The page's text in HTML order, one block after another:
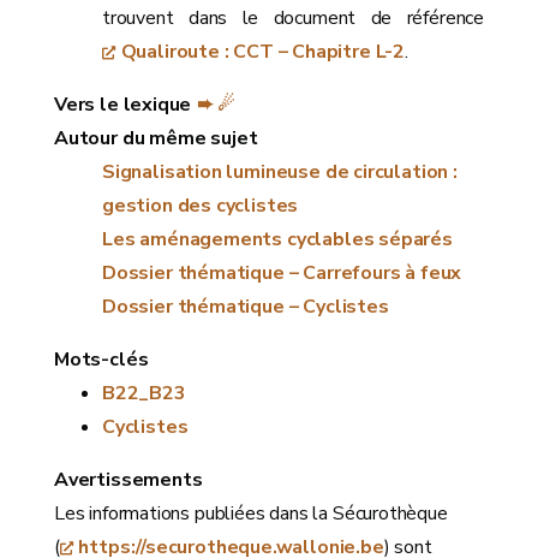
trouvent dans le document de référence
Qualiroute : CCT – Chapitre L-2.
Vers le lexique ➨ ☄
Autour du même sujet
Signalisation lumineuse de circulation :
gestion des cyclistes
Les aménagements cyclables séparés
Dossier thématique – Carrefours à feux
Dossier thématique – Cyclistes
Mots-clés
B22_B23
Cyclistes
Avertissements
Les informations publiées dans la Sécurothèque
(
https://securotheque.wallonie.be) sont